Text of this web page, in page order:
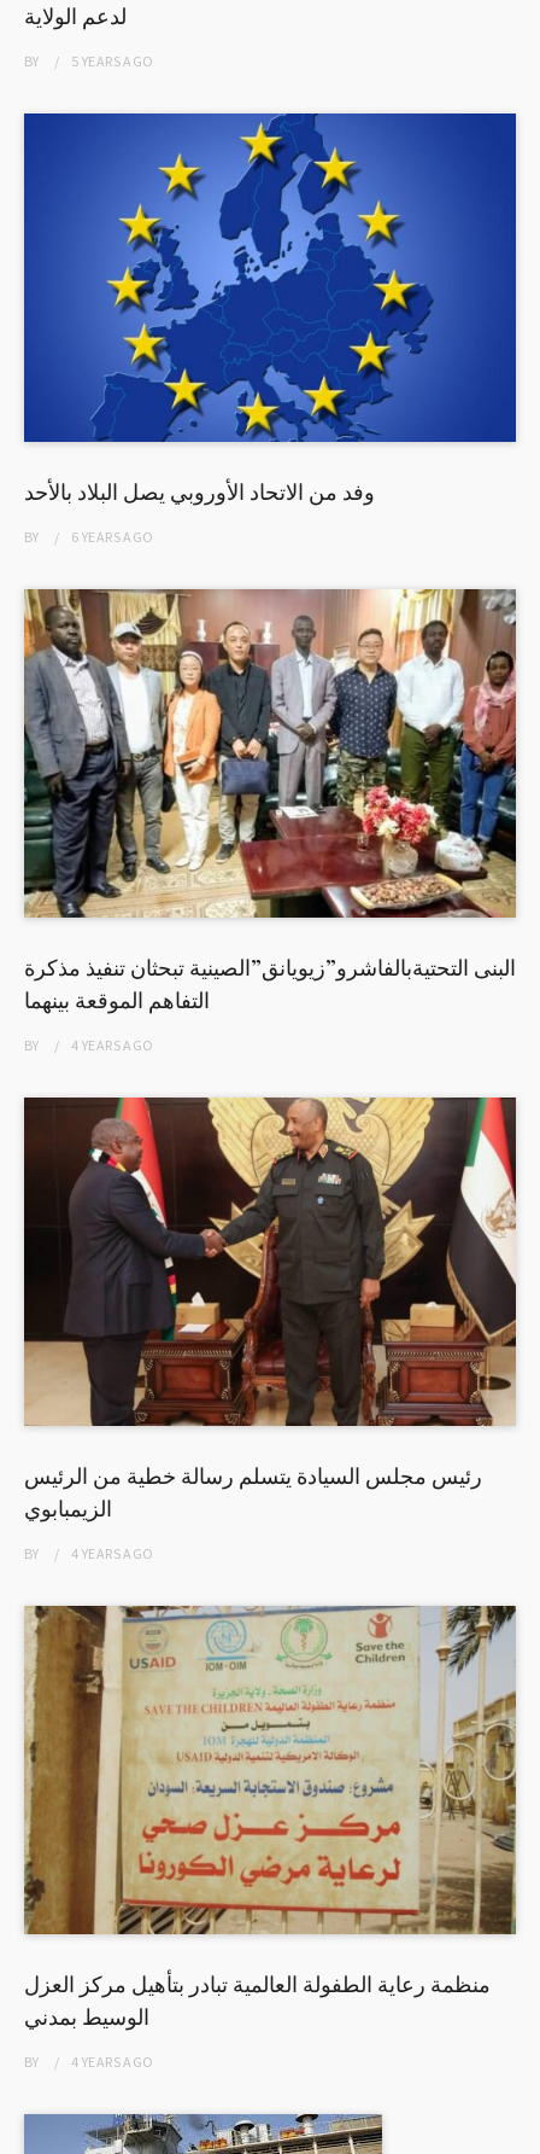
لدعم الولاية
BY 5 YEARSAGO
وفد من الاتحاد الأوروبي يصل البلاد بالأحد
BY 6 YEARSAGO
البنى التحتيةبالفاشرو”زيويانق”الصينية تبحثان تنفيذ مذكرة
التفاهم الموقعة بينهما
BY 4 YEARSAGO
رئيس مجلس السيادة يتسلم رسالة خطية من الرئيس
الزيمبابوي
BY 4 YEARSAGO
منظمة رعاية الطفولة العالمية تبادر بتأهيل مركز العزل
الوسيط بمدني
BY 4 YEARSAGO